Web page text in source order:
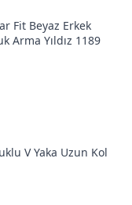
Fit Beyaz Erkek
Arma Yıldız 1189
V Yaka Uzun Kol